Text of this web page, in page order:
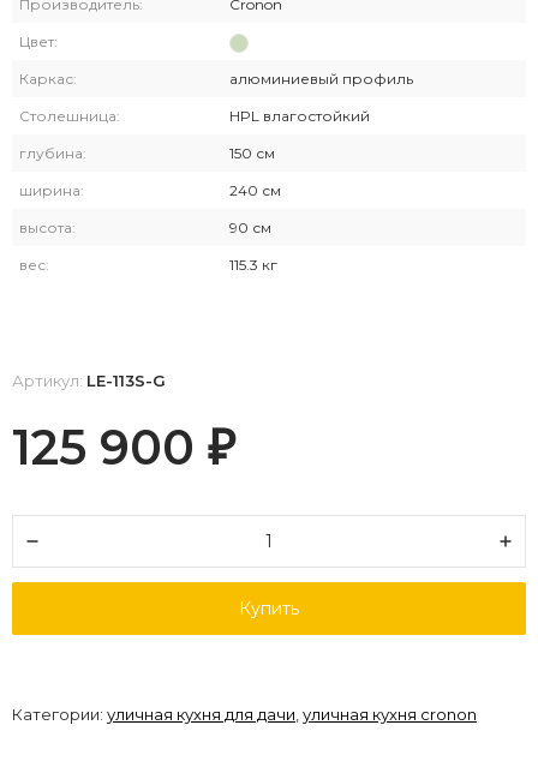
Производитель: Cronon
Цвет:
Каркас: алюминиевый профиль
Столешница: HPL влагостойкий
глубина: 150 см
ширина: 240 см
высота: 90 см
вес: 115.3 кг
Артикул: LE-113S-G
125 900 ₽
Купить
Категории: уличная кухня для дачи,уличная кухня cronon